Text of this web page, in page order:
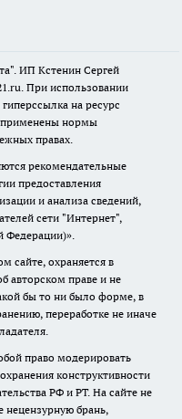
ИП Кстенин Сергей
При использовании
на ресурс
применены нормы
правах.
рекомендательные
предоставления
и анализа сведений,
сети "Интернет",
Федерации)».
сайте, охраняется в
авторском праве и не
бы то ни было форме, в
переработке не иначе
право модерировать
конструктивности
РФ и РТ. На сайте не
брань,